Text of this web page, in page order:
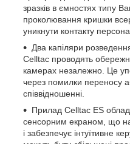
зразків в ємностях типу
проколювання кришки
уникнути контакту
Два капіляри
Celltaс проводять
камерах незалежно. Це
через помилки переносу
співвідношенні.
Прилад Celltaс ES
сенсорним екраном, що
і забезпечує інтуїтивне